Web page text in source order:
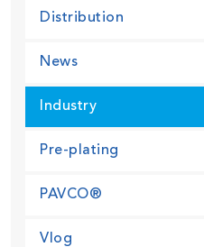
Distribution
News
Industry
Pre-plating
PAVCO®
Vlog